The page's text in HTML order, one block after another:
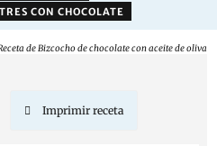
CON CHOCOLATE
de Bizcocho de chocolate con aceite de oliva
Imprimir receta